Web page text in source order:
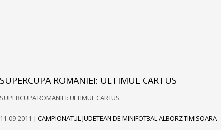
SUPERCUPA ROMANIEI: ULTIMUL CARTUS
SUPERCUPA ROMANIEI: ULTIMUL CARTUS
11-09-2011 | CAMPIONATUL JUDETEAN DE MINIFOTBAL ALBORZ TIMISOARA